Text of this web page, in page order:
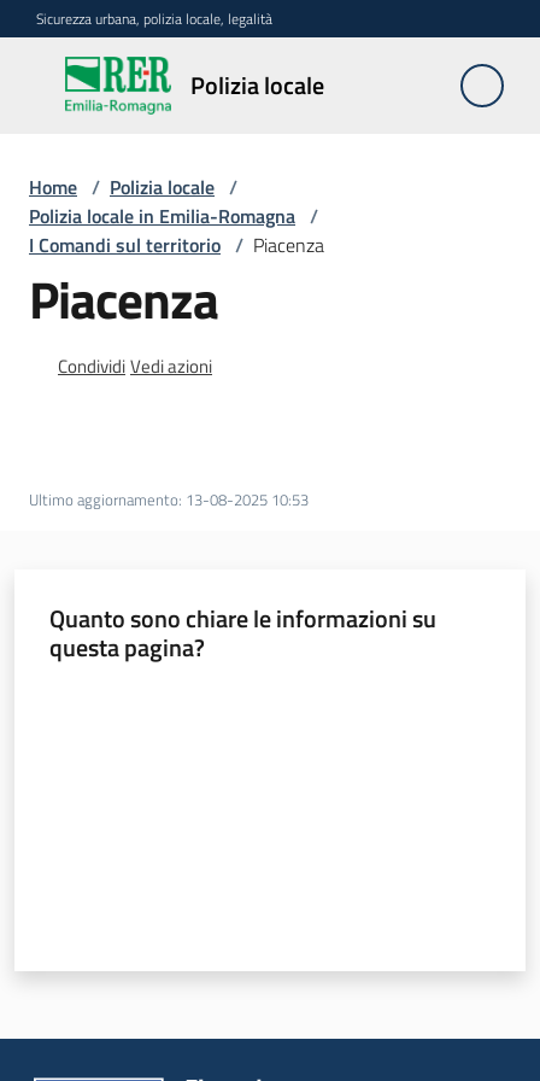
Vai al contenuto
Vai alla navigazione
Vai al footer
Sicurezza urbana, polizia locale, legalità
Polizia locale
Polizia
locale
La
polizia
in
Emilia-
Romagna
Normativa
Servizi
Home / Polizia locale /
Polizia locale in Emilia-Romagna /
I Comandi sul territorio / Piacenza
Piacenza
CondividiVedi azioni
Ultimo aggiornamento: 13-08-2025 10:53
Quanto sono chiare le informazioni su
questa pagina?